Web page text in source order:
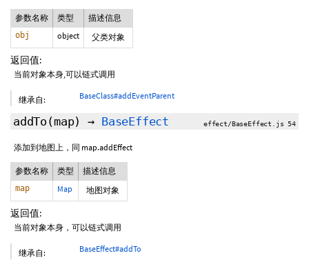
参数名称 类型 描述信息
obj object 父类对象
返回值:
当前对象本身,可以链式调用
继承自: BaseClass#addEventParent
addTo (map) → BaseEffect effect/BaseEffect.js 54
添加到地图上，同 map.addEffect
参数名称 类型 描述信息
map Map 地图对象
返回值:
当前对象本身，可以链式调用
继承自: BaseEffect#addTo